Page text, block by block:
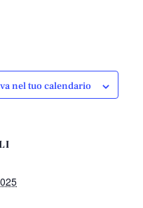
nel tuo calendario